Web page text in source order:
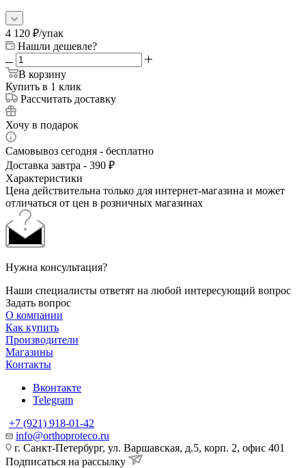
4 120 ₽/упак
Нашли дешевле?
В корзину
Купить в 1 клик
Рассчитать доставку
Хочу в подарок
Самовывоз сегодня - бесплатно
Доставка завтра - 390 ₽
Характеристики
Цена действительна только для интернет-магазина и может
отличаться от цен в розничных магазинах
Нужна консультация?
Наши специалисты ответят на любой интересующий вопрос
Задать вопрос
О компании
Как купить
Производители
Магазины
Контакты
Вконтакте
Telegram
+7 (921) 918-01-42
info@orthoproteco.ru
г. Санкт-Петербург, ул. Варшавская, д.5, корп. 2, офис 401
Подписаться на рассылку